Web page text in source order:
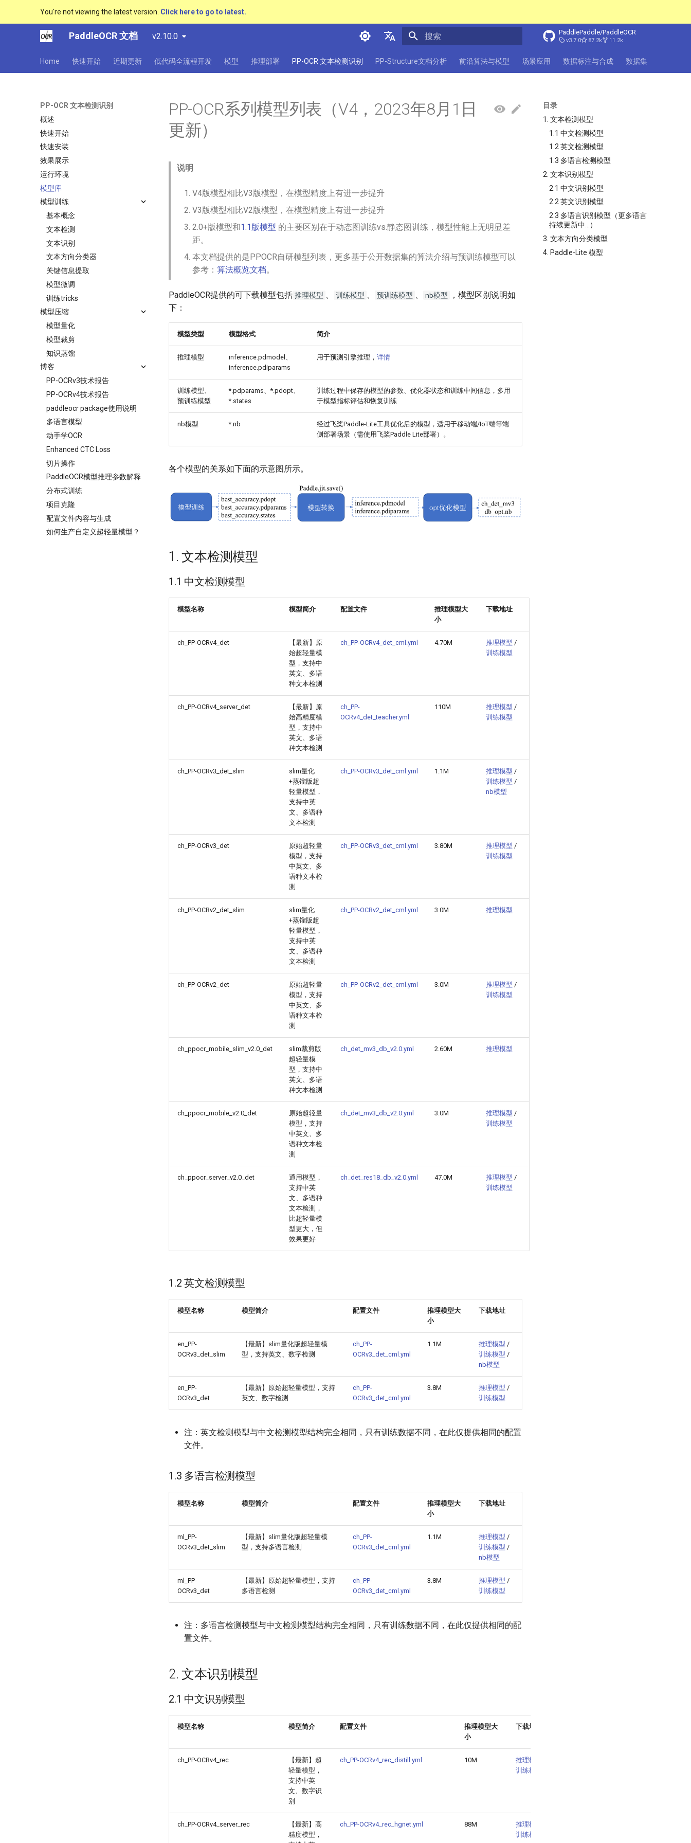
You're not viewing the latest version. Click here to go to latest.
PaddleOCR 文档 v2.10.0
简体中文
Pу́сский язы́к
PaddlePaddle/PaddleOCR
v3.7.0 87.2k 11.2k
Home 快速开始 近期更新 低代码全流程开发 模型 推理部署 PP-OCR 文本检测识别 PP-Structure文档分析 前沿算法与模型 场景应用 数据标注与合成 数据集
PP-OCR 文本检测识别
概述
快速开始
快速安装
效果展示
运行环境
模型库
模型训练
基本概念
文本检测
文本识别
文本方向分类器
关键信息提取
模型微调
训练tricks
模型压缩
模型量化
模型裁剪
知识蒸馏
博客
PP-OCRv3技术报告
PP-OCRv4技术报告
paddleocr package使用说明
多语言模型
动手学OCR
Enhanced CTC Loss
切片操作
PaddleOCR模型推理参数解释
分布式训练
项目克隆
配置文件内容与生成
如何生产自定义超轻量模型？
目录
1. 文本检测模型
1.1 中文检测模型
1.2 英文检测模型
1.3 多语言检测模型
2. 文本识别模型
2.1 中文识别模型
2.2 英文识别模型
2.3 多语言识别模型（更多语言
持续更新中...）
3. 文本方向分类模型
4. Paddle-Lite 模型
PP-OCR系列模型列表（V4，2023年8月1日
更新）
说明
V4版模型相比V3版模型，在模型精度上有进一步提升
V3版模型相比V2版模型，在模型精度上有进一步提升
2.0+版模型和1.1版模型 的主要区别在于动态图训练vs.静态图训练，模型性能上无明显差
距。
本文档提供的是PPOCR自研模型列表，更多基于公开数据集的算法介绍与预训练模型可以
参考： 算法概览文档。
PaddleOCR提供的可下载模型包括 推理模型 、 训练模型 、 预训练模型 、 nb模型
，模型区别说明如
下：
模型类型 模型格式 简介
推理模型
inference.pdmodel、
inference.pdiparams
用于预测引擎推理， 详情
训练模型、
预训练模型
*.pdparams、*.pdopt、
*.states
训练过程中保存的模型的参数、优化器状态和训练中间信息，多用
于模型指标评估和恢复训练
nb模型 *.nb
经过飞桨Paddle-Lite工具优化后的模型，适用于移动端/IoT端等端
侧部署场景（需使用飞桨Paddle Lite部署）。
各个模型的关系如下面的示意图所示。
1. 文本检测模型
1.1 中文检测模型
模型名称 模型简介 配置文件
推理模型大
小
下载地址
ch_PP-OCRv4_det
【最新】原
始超轻量模
型，支持中
英文、多语
种文本检测
ch_PP-OCRv4_det_cml.yml 4.70M 推理模型 /
训练模型
ch_PP-OCRv4_server_det
【最新】原
始高精度模
型，支持中
英文、多语
种文本检测
ch_PP-
OCRv4_det_teacher.yml
110M 推理模型 /
训练模型
ch_PP-OCRv3_det_slim
slim量化
+蒸馏版超
轻量模型，
支持中英
文、多语种
文本检测
ch_PP-OCRv3_det_cml.yml 1.1M 推理模型 /
训练模型 /
nb模型
ch_PP-OCRv3_det
原始超轻量
模型，支持
中英文、多
语种文本检
测
ch_PP-OCRv3_det_cml.yml 3.80M 推理模型 /
训练模型
ch_PP-OCRv2_det_slim
slim量化
+蒸馏版超
轻量模型，
支持中英
文、多语种
文本检测
ch_PP-OCRv2_det_cml.yml 3.0M 推理模型
ch_PP-OCRv2_det
原始超轻量
模型，支持
中英文、多
语种文本检
测
ch_PP-OCRv2_det_cml.yml 3.0M 推理模型 /
训练模型
ch_ppocr_mobile_slim_v2.0_det
slim裁剪版
超轻量模
型，支持中
英文、多语
种文本检测
ch_det_mv3_db_v2.0.yml 2.60M 推理模型
ch_ppocr_mobile_v2.0_det
原始超轻量
模型，支持
中英文、多
语种文本检
测
ch_det_mv3_db_v2.0.yml 3.0M 推理模型 /
训练模型
ch_ppocr_server_v2.0_det
通用模型，
支持中英
文、多语种
文本检测，
比超轻量模
型更大，但
效果更好
ch_det_res18_db_v2.0.yml 47.0M 推理模型 /
训练模型
1.2 英文检测模型
模型名称 模型简介 配置文件
推理模型大
小
下载地址
en_PP-
OCRv3_det_slim
【最新】slim量化版超轻量模
型，支持英文、数字检测
ch_PP-
OCRv3_det_cml.yml
1.1M 推理模型 /
训练模型 /
nb模型
en_PP-
OCRv3_det
【最新】原始超轻量模型，支持
英文、数字检测
ch_PP-
OCRv3_det_cml.yml
3.8M 推理模型 /
训练模型
注：英文检测模型与中文检测模型结构完全相同，只有训练数据不同，在此仅提供相同的配置
文件。
1.3 多语言检测模型
模型名称 模型简介 配置文件
推理模型大
小
下载地址
ml_PP-
OCRv3_det_slim
【最新】slim量化版超轻量模
型，支持多语言检测
ch_PP-
OCRv3_det_cml.yml
1.1M 推理模型 /
训练模型 /
nb模型
ml_PP-
OCRv3_det
【最新】原始超轻量模型，支持
多语言检测
ch_PP-
OCRv3_det_cml.yml
3.8M 推理模型 /
训练模型
注：多语言检测模型与中文检测模型结构完全相同，只有训练数据不同，在此仅提供相同的配
置文件。
2. 文本识别模型
2.1 中文识别模型
模型名称 模型简介 配置文件
推理模型大
小
下载地址
ch_PP-OCRv4_rec
【最新】超
轻量模型，
支持中英
文、数字识
别
ch_PP-OCRv4_rec_distill.yml 10M 推理模型
训练模型
ch_PP-OCRv4_server_rec
【最新】高
精度模型，
ch_PP-OCRv4_rec_hgnet.yml 88M 推理模型
训练模型